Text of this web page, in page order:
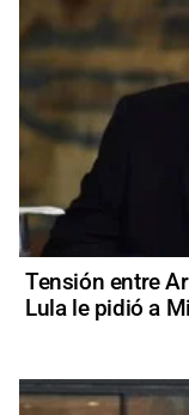
Tensión entre
Lula le pidió a